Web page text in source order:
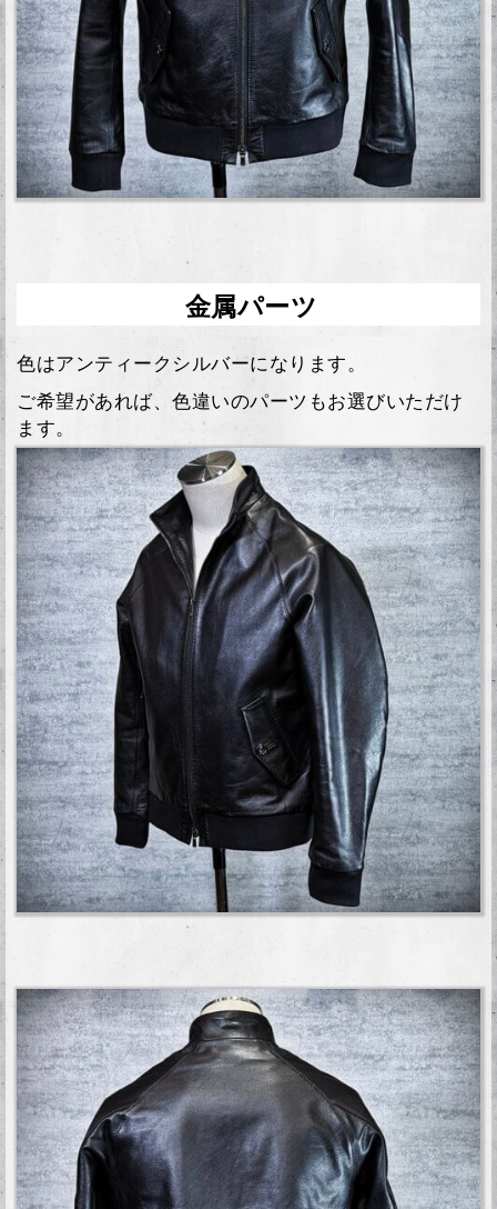
金属パーツ
色はアンティークシルバーになります。
ご希望があれば、色違いのパーツもお選びいただけ
ます。